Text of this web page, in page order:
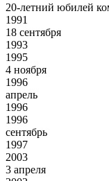
20-летний юбилей
1991
18 сентября
1993
1995
4 ноября
1996
апрель
1996
1996
сентябрь
1997
2003
3 апреля